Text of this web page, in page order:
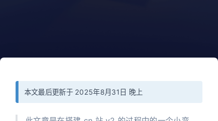
本文最后更新于 2025年8月31日 晚上